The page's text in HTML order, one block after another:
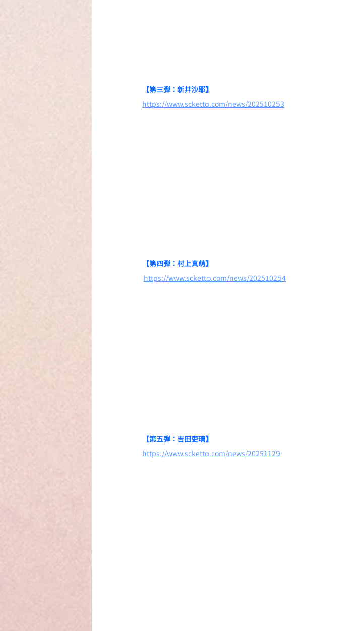
【第三弾：新井沙耶】
https://www.scketto.com/news/202510253
【第四弾：村上真萌】
https://www.scketto.com/news/202510254
【第五弾：吉田吏璃】
https://www.scketto.com/news/20251129